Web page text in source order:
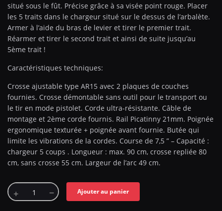
situé sous le fût. Précise grâce à sa visée point rouge. Placer
les 5 traits dans le chargeur situé sur le dessus de l’arbalète.
Armer à l’aide du bras de levier et tirer le premier trait.
Réarmer et tirer le second trait et ainsi de suite jusqu’au
5ème trait !
Caractéristiques techniques:
Crosse ajustable type AR15 avec 2 plaques de couches
fournies. Crosse démontable sans outil pour le transport ou
le tir en mode pistolet. Corde ultra-résistante. Câble de
montage et 2ème corde fournis. Rail Picatinny 21mm. Poignée
ergonomique texturée + poignée avant fournie. Butée qui
limite les vibrations de la cordes. Course de 7,5 ” – Capacité :
chargeur 5 coups . Longueur : max. 90 cm, crosse repliée 80
cm, sans crosse 55 cm. Largeur de l’arc 49 cm.
Ajouter au panier